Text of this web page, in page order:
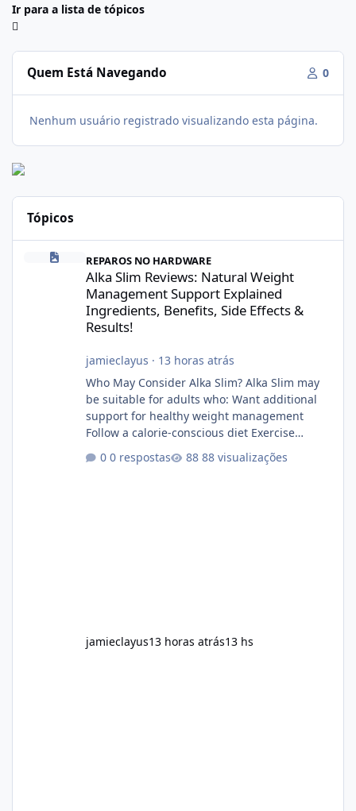
Ir para a lista de tópicos
Quem Está Navegando 0
Nenhum usuário registrado visualizando esta página.
Tópicos
REPAROS NO HARDWARE
Alka Slim Reviews: Natural Weight
Management Support Explained
Ingredients, Benefits, Side Effects &
Results!
jamieclayus · 13 horas atrás
Who May Consider Alka Slim? Alka Slim may
be suitable for adults who: Want additional
support for healthy weight management
Follow a calorie-conscious diet Exercise
plant-based ingredients Want to complement
0 respostas 88 visualizações
jamieclayus13 horas atrás13 hs